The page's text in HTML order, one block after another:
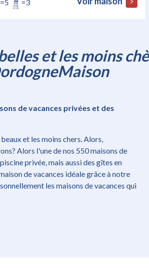
=5
=3
et les moins
de vacances privées et des
et les moins chers. Alors,
Alors l'une de nos 550 maisons de
privée, mais aussi des gîtes en
de vacances idéale grâce à notre
les maisons de vacances qui